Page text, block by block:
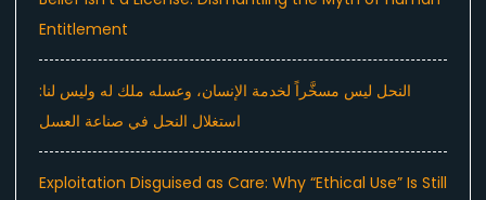
Entitlement
النحل ليس مسخَّراً لخدمة الإنسان، وعسله ملك له وليس لنا:
استغلال النحل في صناعة العسل
Exploitation Disguised as Care: Why “Ethical Use” Is Still